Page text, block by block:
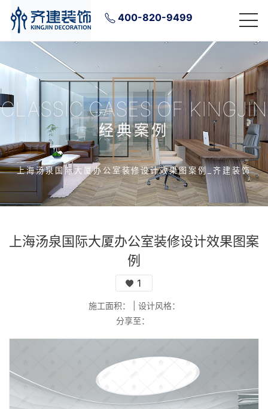
400-820-9499
CLASSIC CASES OF KINGJIN
经典案例
上海汤泉国际大厦办公室装修设计效果图案例_齐建装饰
上海汤泉国际大厦办公室装修设计效果图案
例
1
施工面积：
设计风格：
分享至：